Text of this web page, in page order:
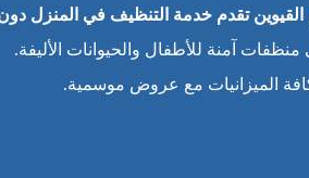
تقدم خدمة التنظيف في المنزل دون
آمنة للأطفال والحيوانات الأليفة.
الميزانيات مع عروض موسمية.